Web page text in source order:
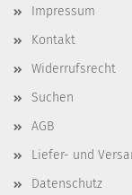
Impressum
Kontakt
Widerrufsrecht
Suchen
AGB
Liefer- und
Datenschutz